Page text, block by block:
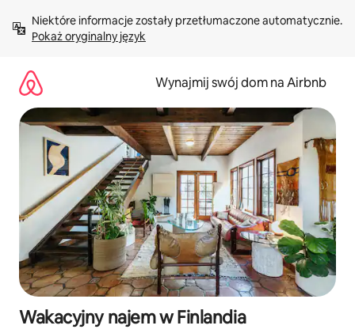
treści Pokaż oryginalny język
Wynajmij swój dom na Airbnb
Wakacyjny najem w Finlandia